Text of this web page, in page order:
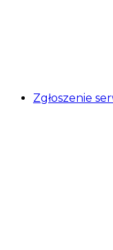
Zgłoszenie